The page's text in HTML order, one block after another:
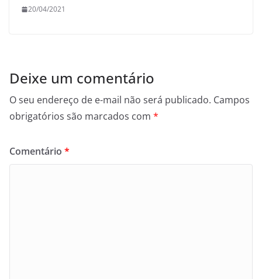
20/04/2021
Deixe um comentário
O seu endereço de e-mail não será publicado. Campos
obrigatórios são marcados com *
Comentário *